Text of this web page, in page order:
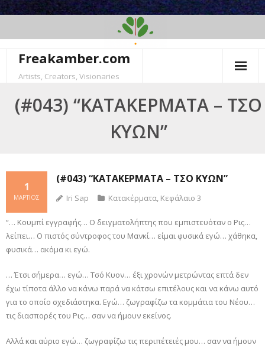
Freakamber.com
Artists, Creators, Visionaries
(#043) “ΚΑΤΑΚΈΡΜΑΤΑ – ΤΣΟ
ΚΎΩΝ”
(#043) “ΚΑΤΑΚΈΡΜΑΤΑ – ΤΣΟ ΚΎΩΝ”
1
ΜΆΡΤΙΟΣ Iri Sap Κατακέρματα, Κεφάλαιο 3
“… Κουμπί εγγραφής… Ο δειγματολήπτης που εμπιστευόταν ο Ρις…
λείπει… Ο πιστός σύντροφος του Μανκί… είμαι φυσικά εγώ… χάθηκα,
φυσικά… ακόμα κι εγώ.
… Έτσι σήμερα… εγώ… Τσό Κυον… έξι χρονών μετρώντας επτά δεν
έχω τίποτα άλλο να κάνω παρά να κάτσω επιτέλους και να κάνω αυτό
για το οποίο σχεδιάστηκα. Εγώ… ζωγραφίζω τα κομμάτια του Νέου…
τις διασπορές του Ρις… σαν να ήμουν εκείνος.
Αλλά και αύριο εγώ… ζωγραφίζω τις περιπέτειές μου… σαν να ήμουν